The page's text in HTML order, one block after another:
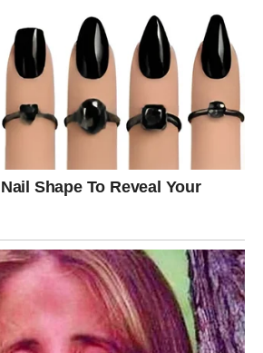
što ste dugo priželjkivali.
sreće, lijepih vijesti, velikih
da vam život konačno daje
ono o čemu ste godinama sanjali.